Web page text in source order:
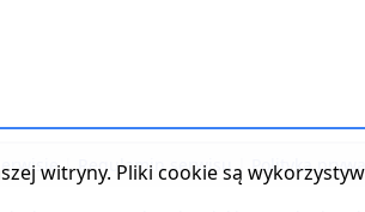
| Regulamin serwisu | Polityka
witryny. Pliki cookie są